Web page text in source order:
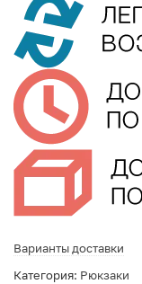
Варианты доставки
Категория: Рюкзаки